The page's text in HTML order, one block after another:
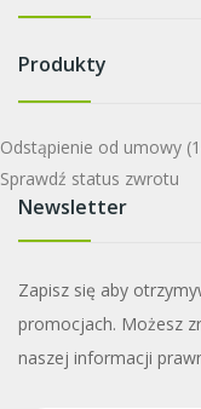
Produkty
Odstąpienie od umowy
Sprawdź status zwrotu
Newsletter
Zapisz się aby
promocjach. Możesz
naszej informacji